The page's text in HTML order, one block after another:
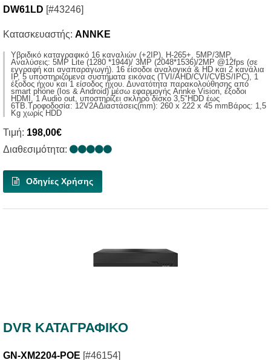
DW61LD [#43246]
Κατασκευαστής: ANNKE
Yβριδικό καταγραφικό 16 καναλιών (+2IP), H-265+, 5MP/3MP,
Αναλύσεις: 5MP Lite (1280 *1944)/ 3MP (2048*1536)/2MP @12fps (σε
εγγραφή και αναπαραγωγή). 16 είσοδοι αναλογικά & HD και 2 κανάλια
IP, 5 υποστηριζόμενα συστήματα εικόνας (TVI/AHD/CVI/CVBS/IPC), 1
έξοδος ήχου και 1 είσοδος ήχου. Δυνατότητα παρακολούθησης από
smart phone (Ios & Android) μέσω εφαρμογής Annke Vision, έξοδοι
HDMI, 1 Audio out, υποστηρίζει σκληρό δίσκο 3,5"HDD έως
6ΤΒ.Τροφοδοσία: 12V2AΔιαστάσεις(mm): 260 x 222 x 45 mmΒάρος: 1,5
Κg χωρίς ΗDD
Τιμή: 198,00€
Διαθεσιμότητα:
Οδηγίες Χρήσης
DVR ΚΑΤΑΓΡΑΦΙΚΟ
GN-XM2204-POE [#46154]